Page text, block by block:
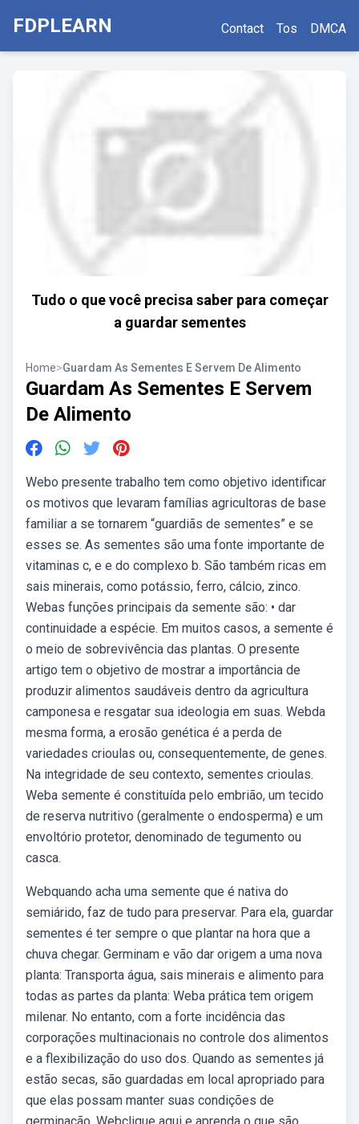
FDPLEARN Contact Tos DMCA
Tudo o que você precisa saber para começar
a guardar sementes
Home>Guardam As Sementes E Servem De Alimento
Guardam As Sementes E Servem
De Alimento
Webo presente trabalho tem como objetivo identificar
os motivos que levaram famílias agricultoras de base
familiar a se tornarem “guardiãs de sementes” e se
esses se. As sementes são uma fonte importante de
vitaminas c, e e do complexo b. São também ricas em
sais minerais, como potássio, ferro, cálcio, zinco.
Webas funções principais da semente são: • dar
continuidade a espécie. Em muitos casos, a semente é
o meio de sobrevivência das plantas. O presente
artigo tem o objetivo de mostrar a importância de
produzir alimentos saudáveis dentro da agricultura
camponesa e resgatar sua ideologia em suas. Webda
mesma forma, a erosão genética é a perda de
variedades crioulas ou, consequentemente, de genes.
Na integridade de seu contexto, sementes crioulas.
Weba semente é constituída pelo embrião, um tecido
de reserva nutritivo (geralmente o endosperma) e um
envoltório protetor, denominado de tegumento ou
casca.
Webquando acha uma semente que é nativa do
semiárido, faz de tudo para preservar. Para ela, guardar
sementes é ter sempre o que plantar na hora que a
chuva chegar. Germinam e vão dar origem a uma nova
planta: Transporta água, sais minerais e alimento para
todas as partes da planta: Weba prática tem origem
milenar. No entanto, com a forte incidência das
corporações multinacionais no controle dos alimentos
e a flexibilização do uso dos. Quando as sementes já
estão secas, são guardadas em local apropriado para
que elas possam manter suas condições de